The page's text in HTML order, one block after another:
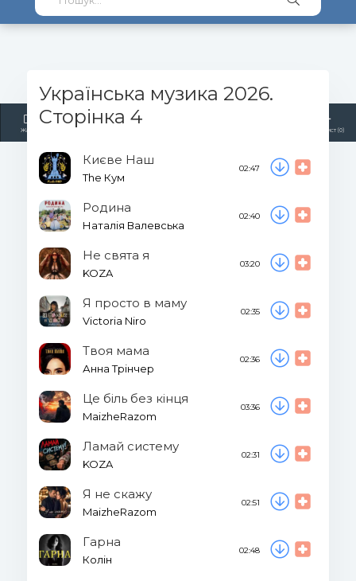
Жанри Плейлист (0)
Українська музика 2026.
Сторінка 4
Києве Наш
The Кум
02:47
Родина
Наталія Валевська
02:40
Не свята я
KOZA
03:20
Я просто в маму
Victoria Niro
02:35
Твоя мама
Анна Трінчер
02:36
Це біль без кінця
MaizheRazom
03:36
Ламай систему
KOZA
02:31
Я не скажу
MaizheRazom
02:51
Гарна
Колін
02:48